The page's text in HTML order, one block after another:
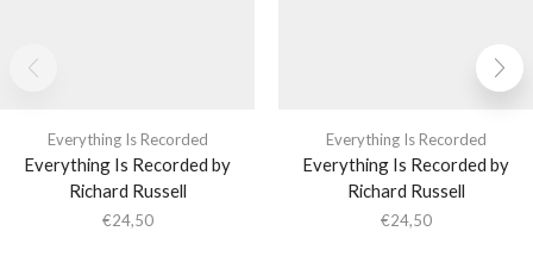
Everything Is Recorded
Everything Is Recorded by
Richard Russell
€24,50
Everything Is Recorded
Everything Is Recorded by
Richard Russell
€24,50